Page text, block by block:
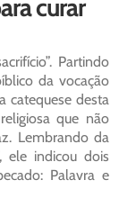
curar
Partindo
da vocação
catequese desta
que não
Lembrando da
ele indicou dois
Palavra e